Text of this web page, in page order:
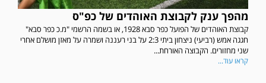
מהפך ענק לקבוצת האוהדים של כפ"ס
קבוצת האוהדים של הפועל כפר סבא 1928, או בשמה הרשמי "מ.כ כפר סבא"
חגגה אמש (רביעי) ניצחון ביתי 2:3 על בני רעננה ושמרה על מאזן מושלם אחרי
שני מחזורים. הקבוצה האורחת...
קראו עוד...
במשחק אימון שהתקיים הבוקר יום ה' ניצחה קרית מלאכי את עירוני אשדוד 5-0.